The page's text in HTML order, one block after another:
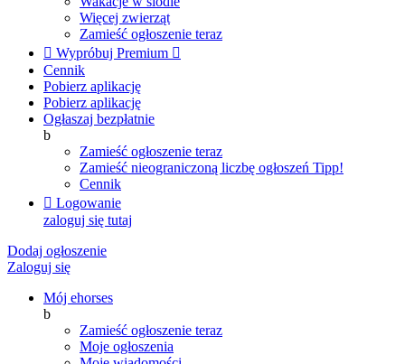
Więcej zwierząt
Zamieść ogłoszenie teraz
 Wypróbuj Premium 
Cennik
Pobierz aplikację
Pobierz aplikację
Ogłaszaj bezpłatnie
b
Zamieść ogłoszenie teraz
Zamieść nieograniczoną liczbę ogłoszeń Tipp!
Cennik
 Logowanie
zaloguj się tutaj
Dodaj ogłoszenie
Zaloguj się
Mój ehorses
b
Zamieść ogłoszenie teraz
Moje ogłoszenia